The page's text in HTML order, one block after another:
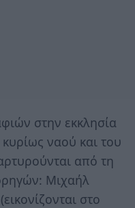
στην εκκλησία
ναού και του
από τη
Μιχαήλ
στο